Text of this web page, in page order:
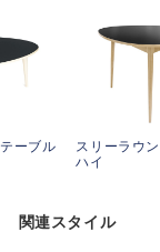
ーブル
スリーラウ
ハイ
関連スタイル